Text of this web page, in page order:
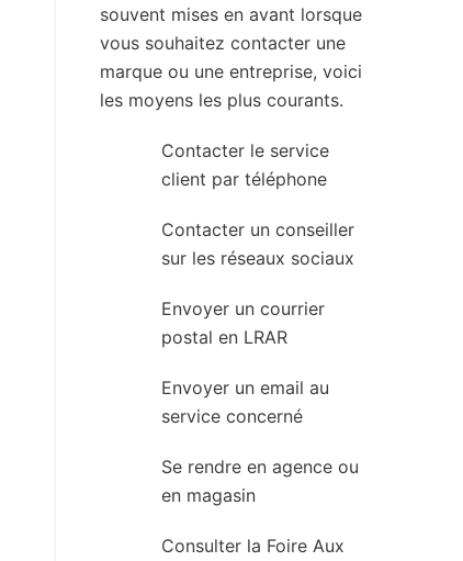
souvent mises en avant lorsque
vous souhaitez contacter une
marque ou une entreprise, voici
les moyens les plus courants.
Contacter le service
client par téléphone
Contacter un conseiller
sur les réseaux sociaux
Envoyer un courrier
postal en LRAR
Envoyer un email au
service concerné
Se rendre en agence ou
en magasin
Consulter la Foire Aux